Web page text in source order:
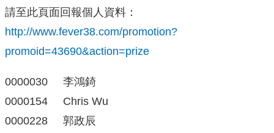
請至此頁面回報個人資料：
http://www.fever38.com/promotion?
promoid=43690&action=prize
0000030 李鴻錡
0000154 Chris Wu
0000228 郭政辰